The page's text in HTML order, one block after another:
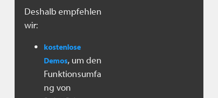
Deshalb empfehlen
wir:
kostenlose
Demos, um den
Funktionsumfa
ng von